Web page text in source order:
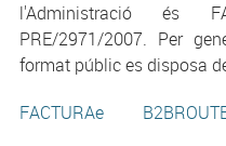
l'Administració és
PRE/2971/2007. Per
format públic es disposa
FACTURAe